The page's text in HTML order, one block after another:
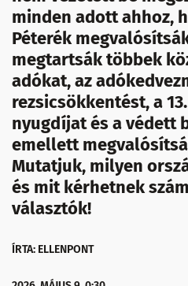
minden adott ahhoz,
Péterék
megtartsák többek
adókat, az
rezsicsökkentést, a
nyugdíjat és a védett
emellett
Mutatjuk, milyen
és mit kérhetnek
választók!
ÍRTA: ELLENPONT